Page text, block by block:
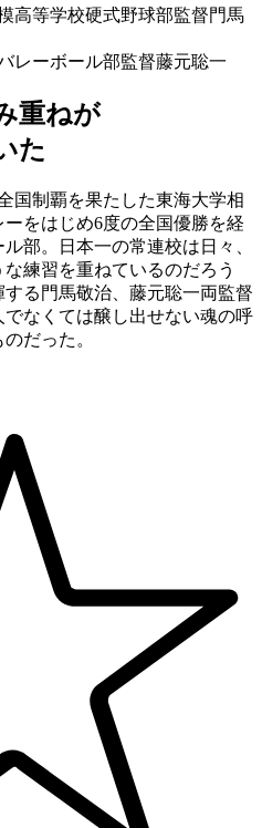
高等学校硬式野球部監督門馬
レーボール部監督藤元聡一
重ねが
た
国制覇を果たした東海大学相
をはじめ6度の全国優勝を経
部。日本一の常連校は日々、
練習を重ねているのだろう
る門馬敬治、藤元聡一両監督
なくては醸し出せない魂の呼
だった。